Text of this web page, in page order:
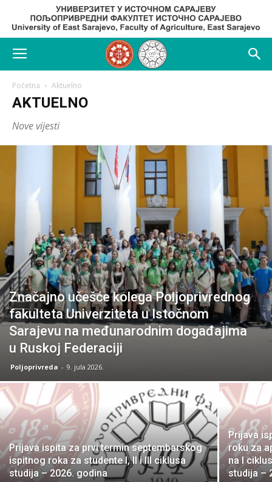
Početna Aktuelno
AKTUELNO
Nove vijesti
Značajno učešće kolega Poljoprivrednog
fakulteta Univerziteta u Istočnom
Sarajevu na međunarodnim događajima
u Ruskoj Federaciji
Poljoprivreda - 9. jula 2026.
Prijava ispita za prvi termin septembarskog
ispitnog roka za studente I, II i III ciklusa
studija – 2026. godina
Prijava
roku za
na I
studija –